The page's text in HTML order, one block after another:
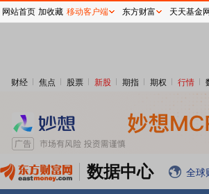
财经 焦点 股票 新股 期指 期权 行情
数据中心 全球
网站首页 加收藏 移动客户端 东方财富 天天基金网